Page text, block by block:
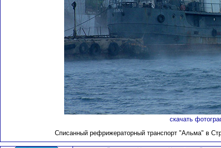
скачать
Списанный рефрижераторный транспорт "Альма" в